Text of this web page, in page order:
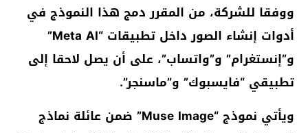
ووفقا للشركة، من المقرر دمج هذا النموذج في
أدوات إنشاء الصور داخل تطبيقات “Meta AI”
و”إنستغرام” و”واتساب”، على أن يصل لاحقا إلى
تطبيقي “فايسبوك” و”ماسنجر”.
ويأتي نموذج “Muse Image” ضمن عائلة نماذج